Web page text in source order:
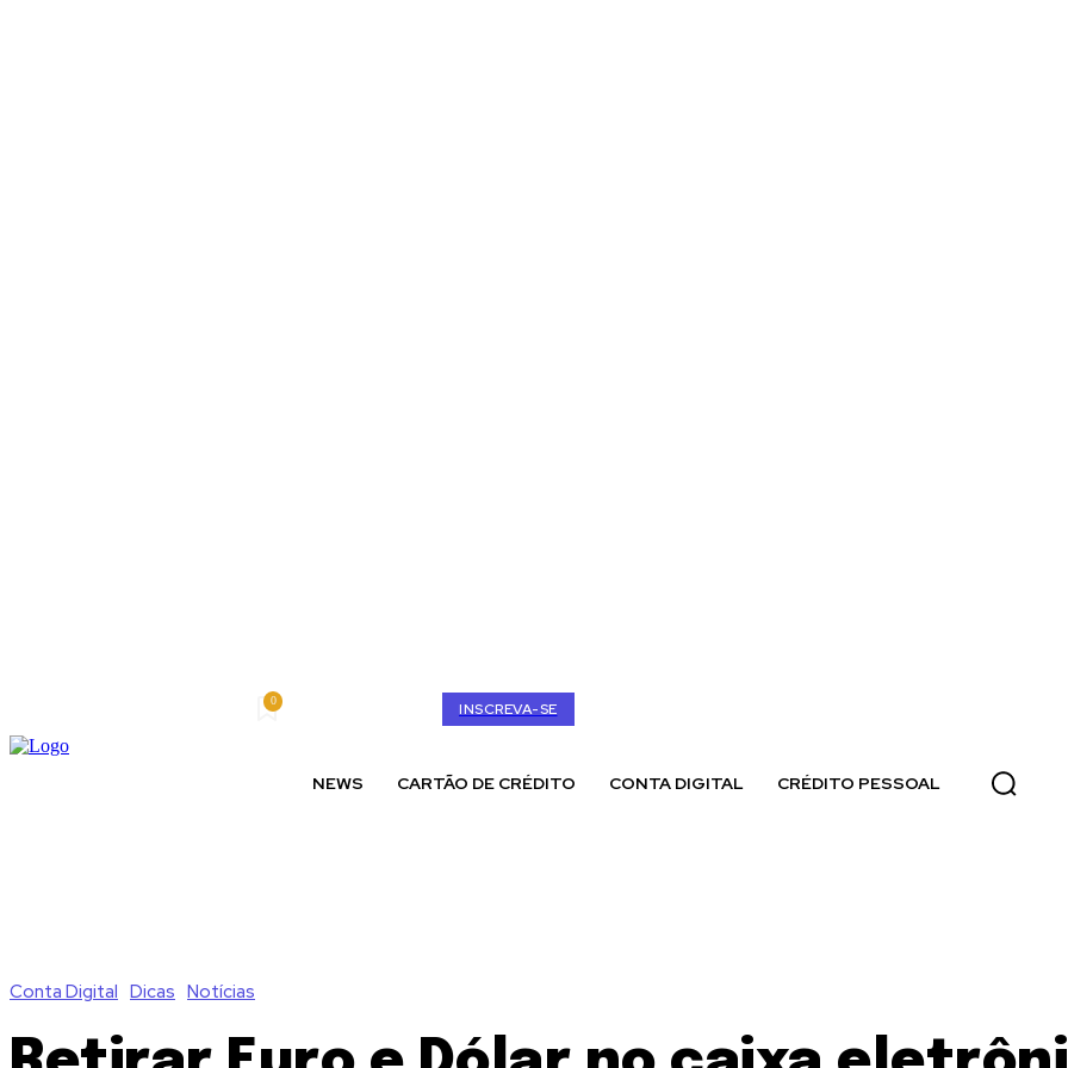
0 INSCREVA-SE
NEWS CARTÃO DE CRÉDITO CONTA DIGITAL CRÉDITO PESSOAL
Conta Digital Dicas Notícias